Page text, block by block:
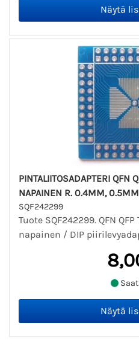
PINTALIITOSADAPTERI QFN
NAPAINEN R. 0.4MM,
SQF242299
Tuote SQF242299. QFN QFP
napainen / DIP